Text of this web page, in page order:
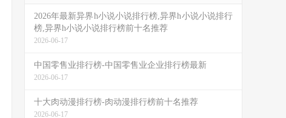
2026年最新异界h小说小说排行榜,异界h小说小说排行
榜,异界h小说小说排行榜前十名推荐
2026-06-17
中国零售业排行榜-中国零售业企业排行榜最新
2026-06-17
十大肉动漫排行榜-肉动漫排行榜前十名推荐
2026-06-17